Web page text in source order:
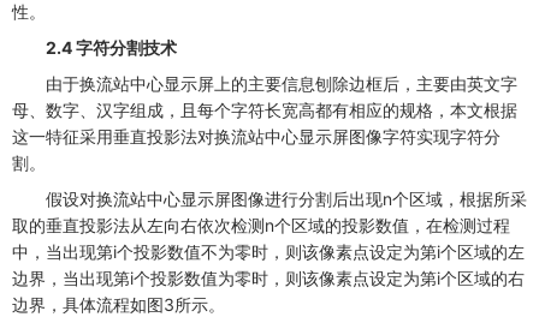
性。
2.4 字符分割技术
由于换流站中心显示屏上的主要信息刨除边框后，主要由英文字
母、数字、汉字组成，且每个字符长宽高都有相应的规格，本文根据
这一特征采用垂直投影法对换流站中心显示屏图像字符实现字符分
割。
假设对换流站中心显示屏图像进行分割后出现n个区域，根据所采
取的垂直投影法从左向右依次检测n个区域的投影数值，在检测过程
中，当出现第i个投影数值不为零时，则该像素点设定为第i个区域的左
边界，当出现第i个投影数值为零时，则该像素点设定为第i个区域的右
边界，具体流程如图3所示。